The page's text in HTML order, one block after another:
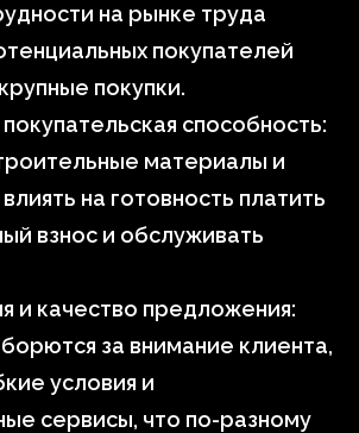
на рынке труда
покупателей
покупки.
способность:
материалы и
на готовность платить
взнос и обслуживать
и качество предложения:
за внимание клиента,
условия и
сервисы, что по-разному